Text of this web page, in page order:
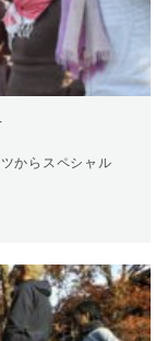
まりました森林環境教育セミナー ドイツからスペシャル